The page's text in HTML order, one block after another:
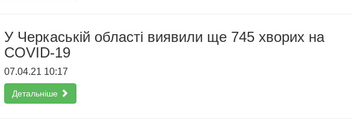
У Черкаській області виявили ще 745 хворих на
COVID-19
07.04.21 10:17
Детальніше